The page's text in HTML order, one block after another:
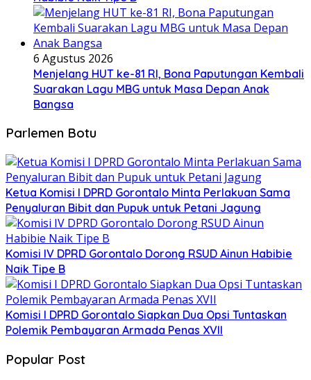
6 Agustus 2026
Menjelang HUT ke-81 RI, Bona Paputungan Kembali
Suarakan Lagu MBG untuk Masa Depan Anak
Bangsa
Parlemen Botu
Ketua Komisi I DPRD Gorontalo Minta Perlakuan Sama
Penyaluran Bibit dan Pupuk untuk Petani Jagung
Komisi IV DPRD Gorontalo Dorong RSUD Ainun Habibie
Naik Tipe B
Komisi I DPRD Gorontalo Siapkan Dua Opsi Tuntaskan
Polemik Pembayaran Armada Penas XVII
Popular Post